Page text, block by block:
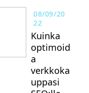
08/09/20
22
Kuinka
optimoid
a
verkkoka
uppasi